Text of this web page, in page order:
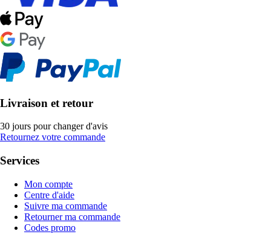
Livraison et retour
30 jours pour changer d'avis
Retournez votre commande
Services
Mon compte
Centre d'aide
Suivre ma commande
Retourner ma commande
Codes promo